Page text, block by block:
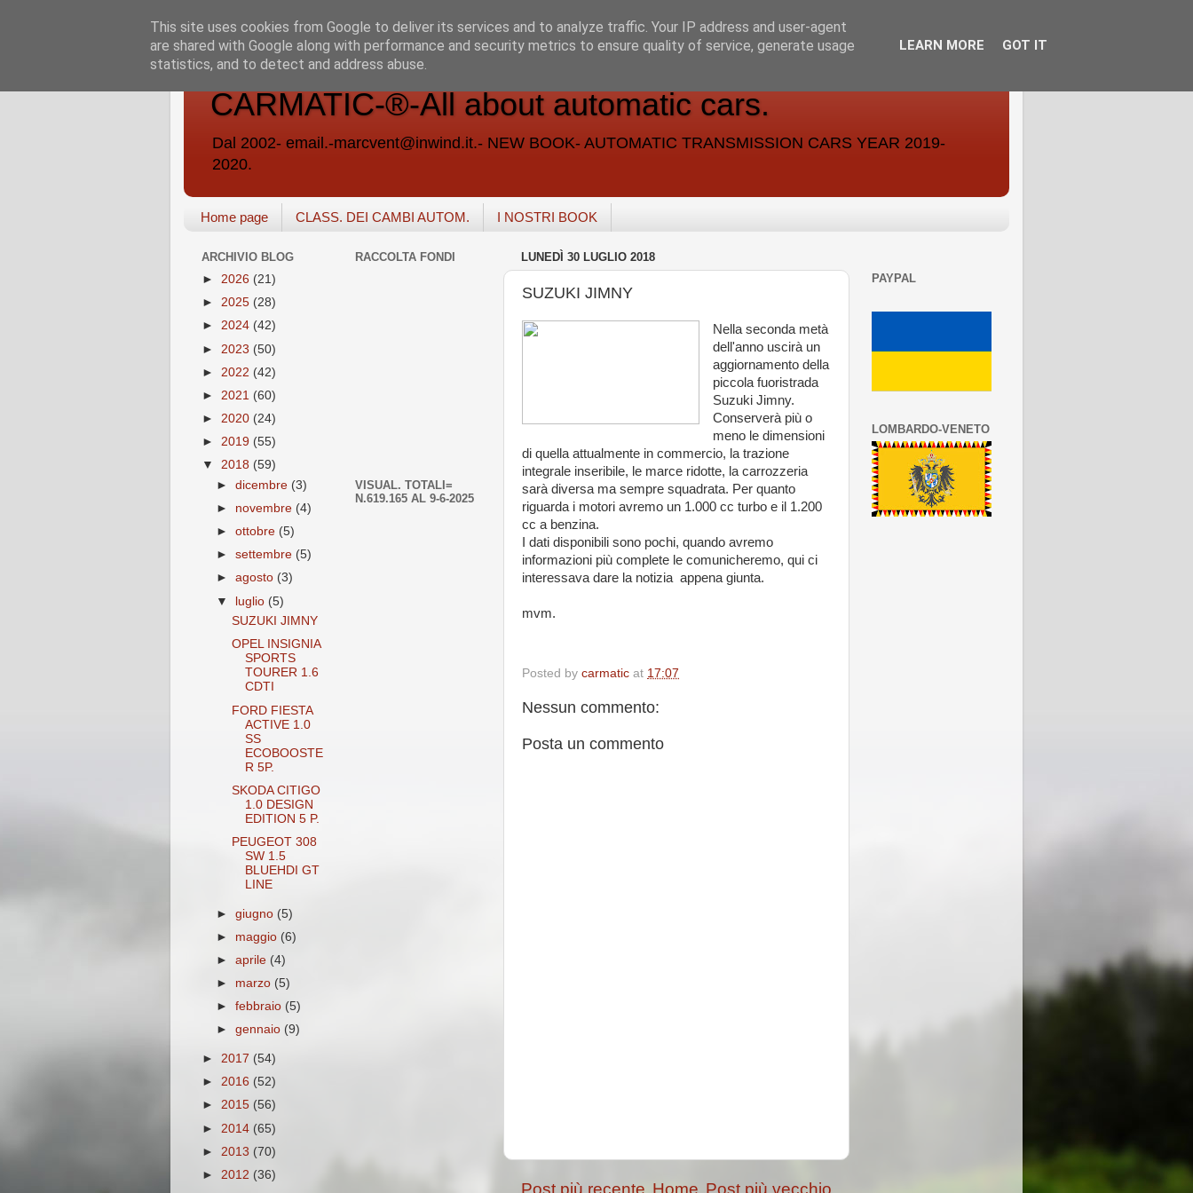
CARMATIC-®-All about automatic cars.
Dal 2002- email.-marcvent@inwind.it.- NEW BOOK- AUTOMATIC TRANSMISSION CARS YEAR 2019-
2020.
Home page CLASS. DEI CAMBI AUTOM. I NOSTRI BOOK
LUNEDÌ 30 LUGLIO 2018
SUZUKI JIMNY
Nella seconda metà
dell'anno uscirà un
aggiornamento della
piccola fuoristrada
Suzuki Jimny.
Conserverà più o
meno le dimensioni
di quella attualmente in commercio, la trazione
integrale inseribile, le marce ridotte, la carrozzeria
sarà diversa ma sempre squadrata. Per quanto
riguarda i motori avremo un 1.000 cc turbo e il 1.200
cc a benzina.
I dati disponibili sono pochi, quando avremo
informazioni più complete le comunicheremo, qui ci
interessava dare la notizia appena giunta.
mvm.
Posted by carmatic at 17:07
Nessun commento:
Posta un commento
Post più recente Post più vecchio
Home
ARCHIVIO BLOG
► 2026 (21)
► 2025 (28)
► 2024 (42)
► 2023 (50)
► 2022 (42)
► 2021 (60)
► 2020 (24)
► 2019 (55)
▼ 2018 (59)
►dicembre (3)
► novembre (4)
►ottobre (5)
►settembre (5)
►agosto (3)
▼ luglio (5)
SUZUKI JIMNY
OPEL INSIGNIA
SPORTS
TOURER 1.6
CDTI
FORD FIESTA
ACTIVE 1.0
SS
ECOBOOSTE
R 5P.
SKODA CITIGO
1.0 DESIGN
EDITION 5 P.
PEUGEOT 308
SW 1.5
BLUEHDI GT
LINE
►giugno (5)
► maggio (6)
►aprile (4)
► marzo (5)
►febbraio (5)
►gennaio (9)
► 2017 (54)
► 2016 (52)
► 2015 (56)
► 2014 (65)
► 2013 (70)
► 2012 (36)
RACCOLTA FONDI
VISUAL. TOTALI=
N.619.165 AL 9-6-2025
PAYPAL
LOMBARDO-VENETO
This site uses cookies from Google to deliver its services and to analyze traffic. Your IP address and user-agent
are shared with Google along with performance and security metrics to ensure quality of service, generate usage
statistics, and to detect and address abuse.
LEARN MORE GOT IT